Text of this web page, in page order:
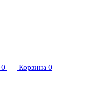
0 Корзина 0